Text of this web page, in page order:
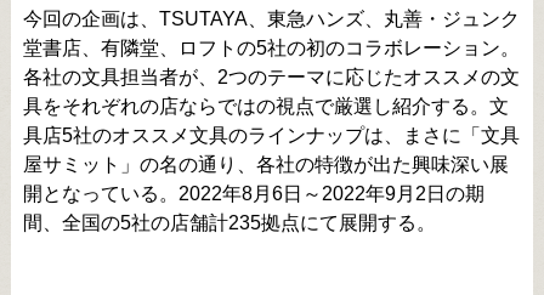
今回の企画は、TSUTAYA、東急ハンズ、丸善・ジュンク
堂書店、有隣堂、ロフトの5社の初のコラボレーション。
各社の文具担当者が、2つのテーマに応じたオススメの文
具をそれぞれの店ならではの視点で厳選し紹介する。文
具店5社のオススメ文具のラインナップは、まさに「文具
屋サミット」の名の通り、各社の特徴が出た興味深い展
開となっている。2022年8月6日～2022年9月2日の期
間、全国の5社の店舗計235拠点にて展開する。